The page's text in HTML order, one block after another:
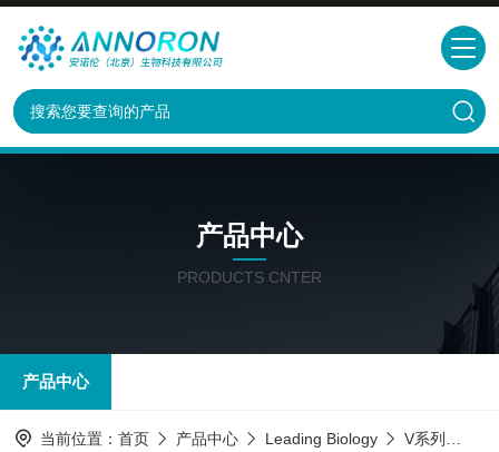
产品中心
PRODUCTS CNTER
产品中心
当前位置： 首页 产品中心 Leading Biology V系列